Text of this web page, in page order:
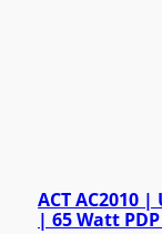
ACT AC2010
| 65 Watt